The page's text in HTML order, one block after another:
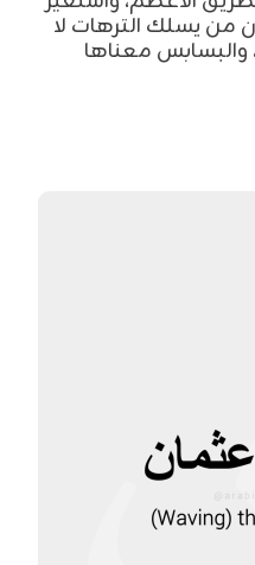
من يسلك الترهات لا
والبسابس معناها